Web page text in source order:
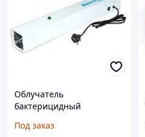
Облучатель
бактерицидный
(рециркулятор)
Под заказ